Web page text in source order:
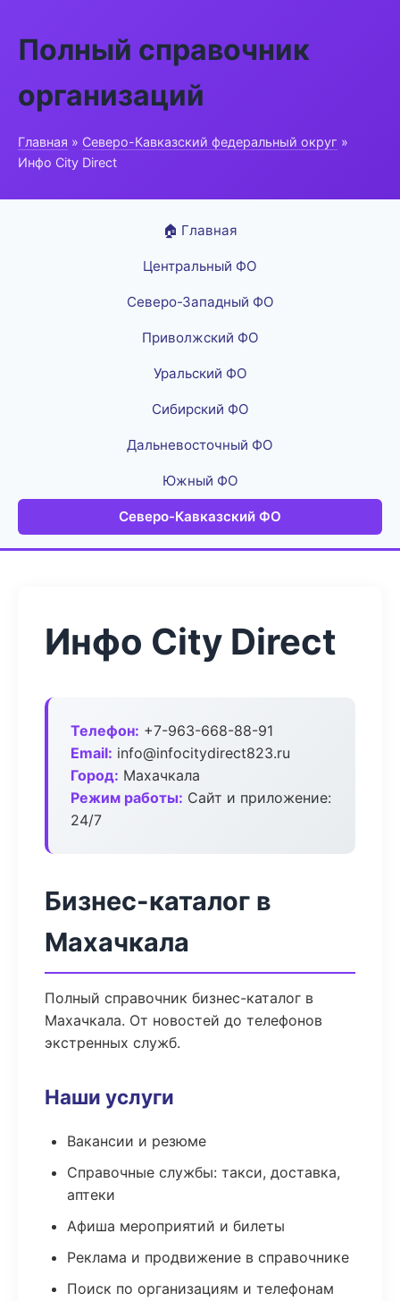
Полный справочник
организаций
Главная » Северо-Кавказский федеральный округ »
Инфо City Direct
🏠 Главная
Центральный ФО
Северо-Западный ФО
Приволжский ФО
Уральский ФО
Сибирский ФО
Дальневосточный ФО
Южный ФО
Северо-Кавказский ФО
Инфо City Direct
Телефон: +7-963-668-88-91
Email: info@infocitydirect823.ru
Город: Махачкала
Режим работы: Сайт и приложение:
24/7
Бизнес-каталог в
Махачкала
Полный справочник бизнес-каталог в
Махачкала. От новостей до телефонов
экстренных служб.
Наши услуги
Вакансии и резюме
Справочные службы: такси, доставка,
аптеки
Афиша мероприятий и билеты
Реклама и продвижение в справочнике
Поиск по организациям и телефонам